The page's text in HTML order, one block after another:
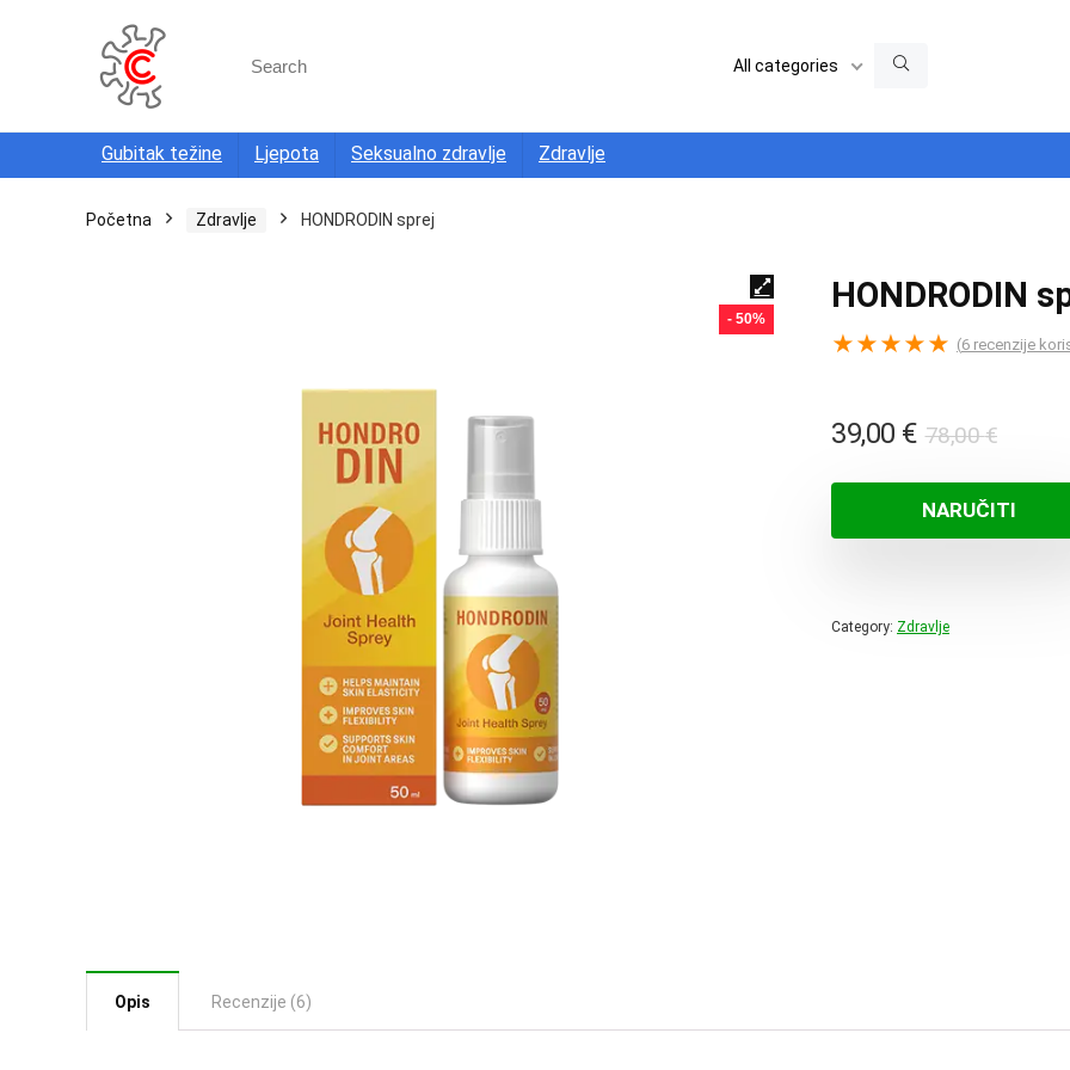
for:
All categories
Gubitak težine Ljepota Seksualno zdravlje Zdravlje
Početna Zdravlje HONDRODIN sprej
- 50%
HONDRODIN
★★★★★ (6 recenzije
78,00€
bila
je:
39,00 €
je:
39,00
NARUČITI
Category: Zdravlje
Opis Recenzije (6)